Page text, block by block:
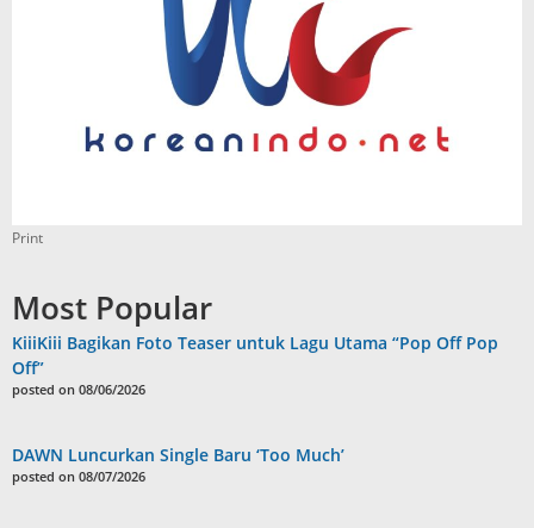
Print
Most Popular
KiiiKiii Bagikan Foto Teaser untuk Lagu Utama “Pop Off Pop
Off”
posted on 08/06/2026
DAWN Luncurkan Single Baru ‘Too Much’
posted on 08/07/2026